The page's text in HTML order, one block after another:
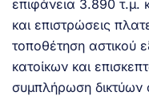
επιφάνεια 3.890 τ.μ.
και επιστρώσεις
τοποθέτηση αστικού
κατοίκων και
συμπλήρωση δικτύων